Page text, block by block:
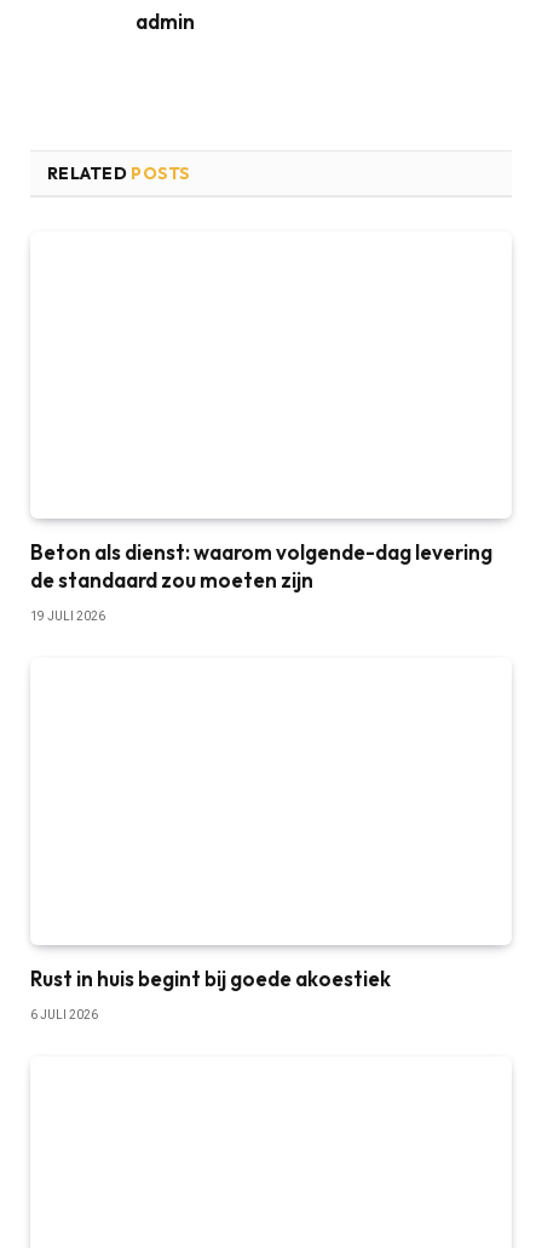
admin
RELATED POSTS
Beton als dienst: waarom volgende-dag levering
de standaard zou moeten zijn
19 JULI 2026
Rust in huis begint bij goede akoestiek
6 JULI 2026